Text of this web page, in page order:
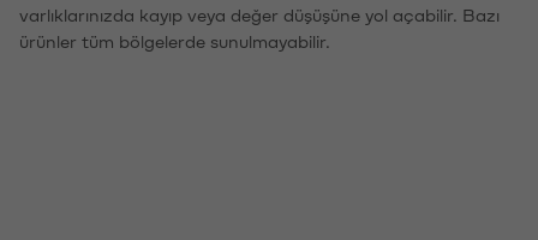
varlıklarınızda kayıp veya değer düşüşüne yol açabilir. Bazı
ürünler tüm bölgelerde sunulmayabilir.